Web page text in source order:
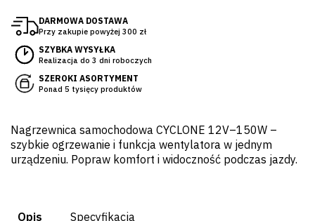
DARMOWA DOSTAWA
Przy zakupie powyżej 300 zł
SZYBKA WYSYŁKA
Realizacja do 3 dni roboczych
SZEROKI ASORTYMENT
Ponad 5 tysięcy produktów
Nagrzewnica samochodowa CYCLONE 12V–150W –
szybkie ogrzewanie i funkcja wentylatora w jednym
urządzeniu. Popraw komfort i widoczność podczas jazdy.
Opis Specyfikacja